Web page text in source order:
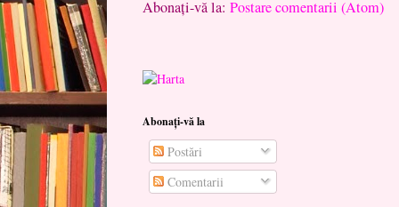
Abonați-vă la: Postare comentarii (Atom)
Abonați-vă la
Postări
Comentarii